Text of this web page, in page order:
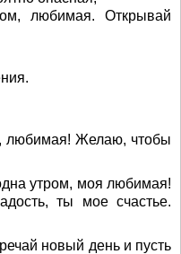
любимая. Открывай
любимая! Желаю, чтобы
утром, моя любимая!
ты мое счастье.
новый день и пусть